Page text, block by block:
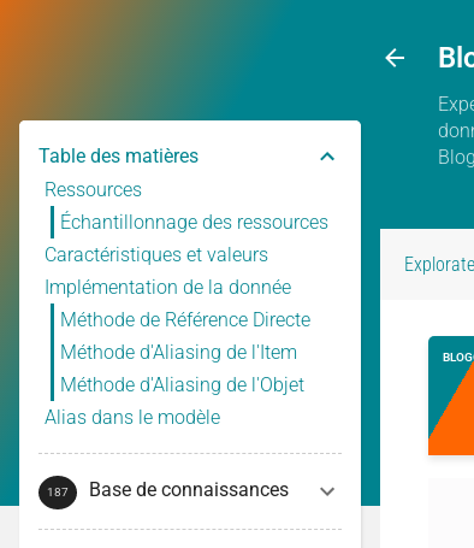
Table des matières
Ressources
Échantillonnage des ressources
Caractéristiques et valeurs
Implémentation de la donnée
Méthode de Référence Directe
Méthode d'Aliasing de l'Item
Méthode d'Aliasing de l'Objet
Alias dans le modèle
Base de connaissances